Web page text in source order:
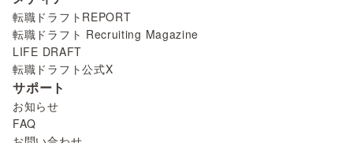
転職ドラフトREPORT
転職ドラフト Recruiting Magazine
LIFE DRAFT
転職ドラフト公式X
サポート
お知らせ
FAQ